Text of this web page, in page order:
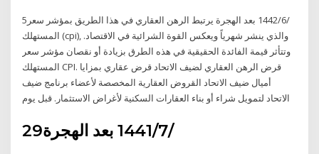
5‏‏/6‏‏/1442 بعد الهجرة يرتبط الرهن العقاري في هذا الطريق بمؤشر سعر
المستهلك (cpi), والذي ينشر شهرياً ويعكس القوة الشرائية في الاقتصاد.
وتتأثر قيمة الفائدة الحقيقية في هذه الطرق بزيادة أو نقصان مؤشر سعر
المستهلك CPI. قرض الرهن العقاري لضيف الاتحاد قرض عقاري بمزايا
أميال ضيف الاتحاد القروض العقارية المخصصة لأعضاء برنامج ضيف
الاتحاد لتمويل شراء أو بناء العقارات السكنية لأغراض الاستثمار. قبل يوم
29‏‏/7‏‏/1441 بعد الهجرة